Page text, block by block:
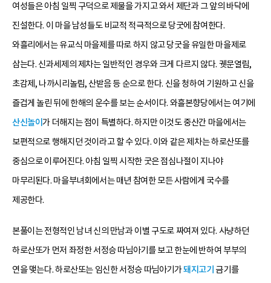
여성들은 아침 일찍 구덕으로 제물을 가지고 와서 제단과 그 앞의 바닥에
진설한다. 이 마을 남성들도 비교적 적극적으로 당굿에 참여한다.
와흘리에서는 유교식 마을제를 따로 하지 않고 당굿을 유일한 마을제로
삼는다. 신과세제의 제차는 일반적인 경우와 크게 다르지 않다. 궷문열림,
초감제, 나까시리놀림, 산받음 등 순으로 한다. 신을 청하여 기원하고 신을
즐겁게 놀린 뒤에 한해의 운수를 보는 순서이다. 와흘본향당에서는 여기에
산신놀이가 더해지는 점이 특별하다. 하지만 이것도 중산간 마을에서는
보편적으로 행해지던 것이라고 할 수 있다. 이와 같은 제차는 하로산또를
중심으로 이루어진다. 아침 일찍 시작한 굿은 점심나절이 지나야
마무리된다. 마을부녀회에서는 매년 참여한 모든 사람에게 국수를
제공한다.
본풀이는 전형적인 남녀 신의 만남과 이별 구도로 짜여져 있다. 사냥하던
하로산또가 먼저 좌정한 서정승 따님아기를 보고 한눈에 반하여 부부의
연을 맺는다. 하로산또는 임신한 서정승 따님아기가돼지고기 금기를